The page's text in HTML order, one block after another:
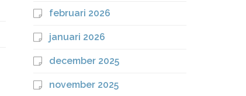
februari 2026
januari 2026
december 2025
november 2025